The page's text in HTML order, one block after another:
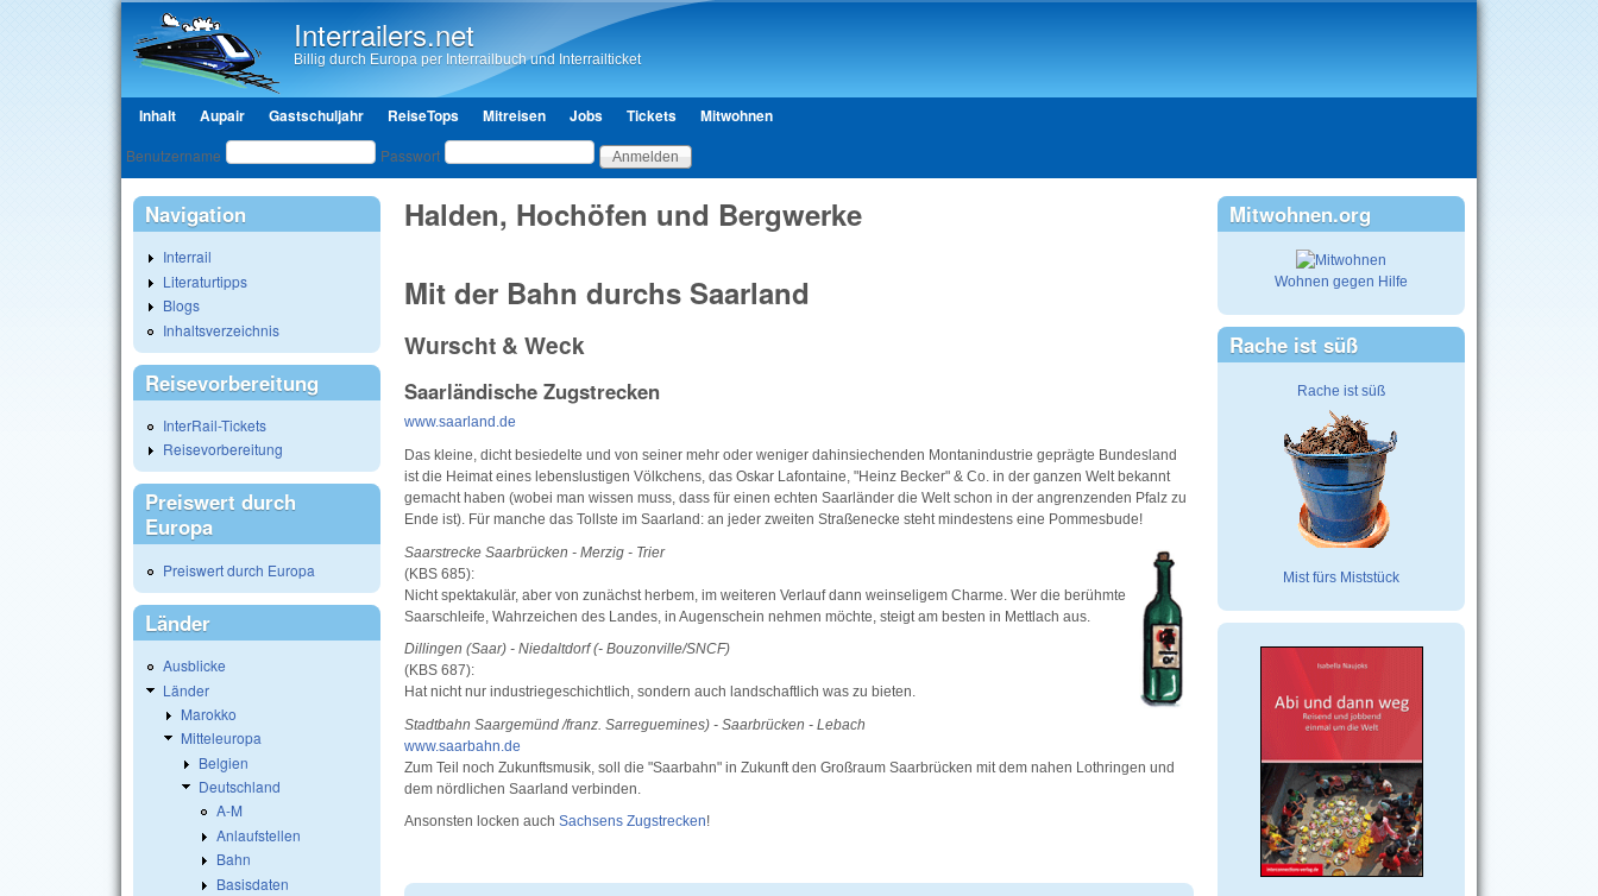
Interrailers.net
Billig durch Europa per Interrailbuch und Interrailticket
Hauptmenü
Inhalt Aupair Gastschuljahr ReiseTops Mitreisen Jobs Tickets Mitwohnen
Benutzeranmeldung
Benutzername Passwort
Halden, Hochöfen und Bergwerke
Mit der Bahn durchs Saarland
Wurscht & Weck
Saarländische Zugstrecken
www.saarland.de
Das kleine, dicht besiedelte und von seiner mehr oder weniger dahinsiechenden Montanindustrie geprägte Bundesland
ist die Heimat eines lebenslustigen Völkchens, das Oskar Lafontaine, "Heinz Becker" & Co. in der ganzen Welt bekannt
gemacht haben (wobei man wissen muss, dass für einen echten Saarländer die Welt schon in der angrenzenden Pfalz zu
Ende ist). Für manche das Tollste im Saarland: an jeder zweiten Straßenecke steht mindestens eine Pommesbude!
Saarstrecke Saarbrücken - Merzig - Trier
(KBS 685):
Nicht spektakulär, aber von zunächst herbem, im weiteren Verlauf dann weinseligem Charme. Wer die berühmte
Saarschleife, Wahrzeichen des Landes, in Augenschein nehmen möchte, steigt am besten in Mettlach aus.
Dillingen (Saar) - Niedaltdorf (- Bouzonville/SNCF)
(KBS 687):
Hat nicht nur industriegeschichtlich, sondern auch landschaftlich was zu bieten.
Stadtbahn Saargemünd /franz. Sarreguemines) - Saarbrücken - Lebach
www.saarbahn.de
Zum Teil noch Zukunftsmusik, soll die "Saarbahn" in Zukunft den Großraum Saarbrücken mit dem nahen Lothringen und
dem nördlichen Saarland verbinden.
Ansonsten locken auch Sachsens Zugstrecken!
Navigation
Interrail
Literaturtipps
Blogs
Inhaltsverzeichnis
Reisevorbereitung
InterRail-Tickets
Reisevorbereitung
Preiswert durch
Europa
Preiswert durch Europa
Länder
Ausblicke
Länder
Marokko
Mitteleuropa
Belgien
Deutschland
A-M
Anlaufstellen
Bahn
Basisdaten
Mitwohnen.org
Wohnen gegen Hilfe
Rache ist süß
Rache ist süß
Mist fürs Miststück